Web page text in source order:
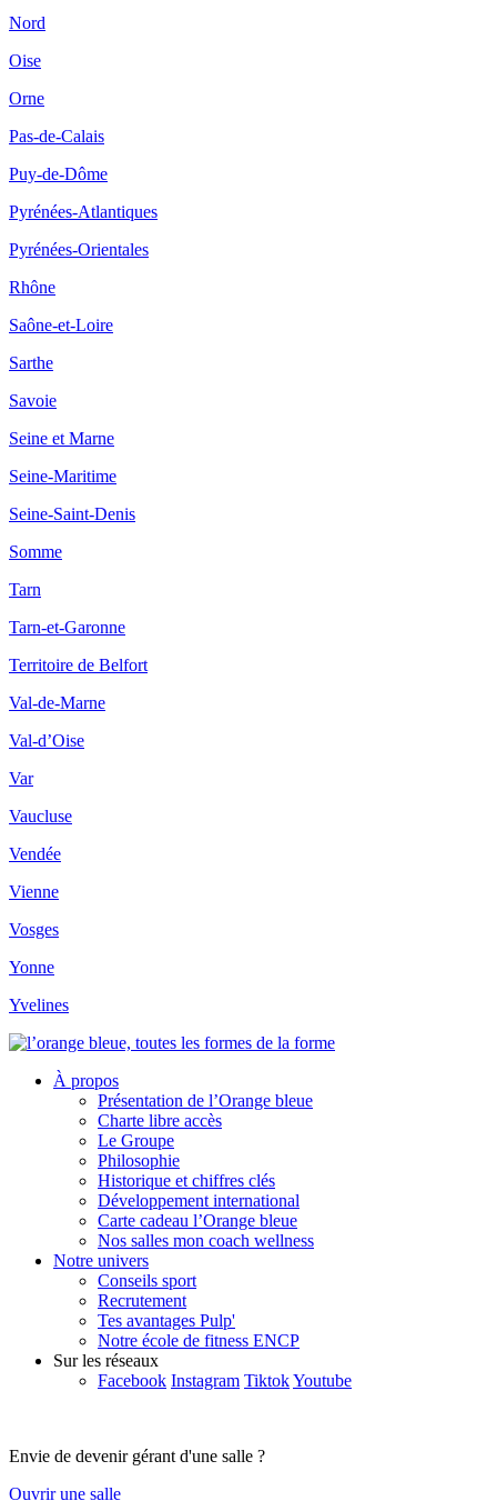
Nord
Oise
Orne
Pas-de-Calais
Puy-de-Dôme
Pyrénées-Atlantiques
Pyrénées-Orientales
Rhône
Saône-et-Loire
Sarthe
Savoie
Seine et Marne
Seine-Maritime
Seine-Saint-Denis
Somme
Tarn
Tarn-et-Garonne
Territoire de Belfort
Val-de-Marne
Val-d’Oise
Var
Vaucluse
Vendée
Vienne
Vosges
Yonne
Yvelines
À propos
Présentation de l’Orange bleue
Charte libre accès
Le Groupe
Philosophie
Historique et chiffres clés
Développement international
Carte cadeau l’Orange bleue
Nos salles mon coach wellness
Notre univers
Conseils sport
Recrutement
Tes avantages Pulp'
Notre école de fitness ENCP
Sur les réseaux
Facebook Instagram TiktokYoutube
Envie de devenir gérant d'une salle ?
Ouvrir une salle